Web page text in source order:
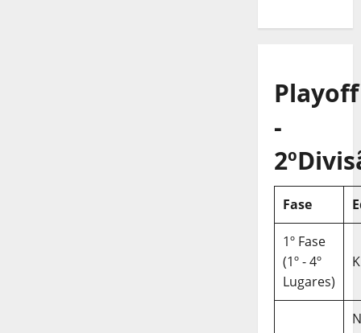
Playoff
-
Fase
1º Fase
(1º - 4º
Lugares)